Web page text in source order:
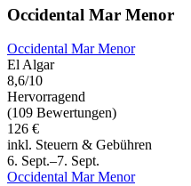
Occidental Mar Menor
Occidental Mar Menor
El Algar
8,6/10
Hervorragend
(109 Bewertungen)
126 €
inkl. Steuern & Gebühren
6. Sept.–7. Sept.
Occidental Mar Menor